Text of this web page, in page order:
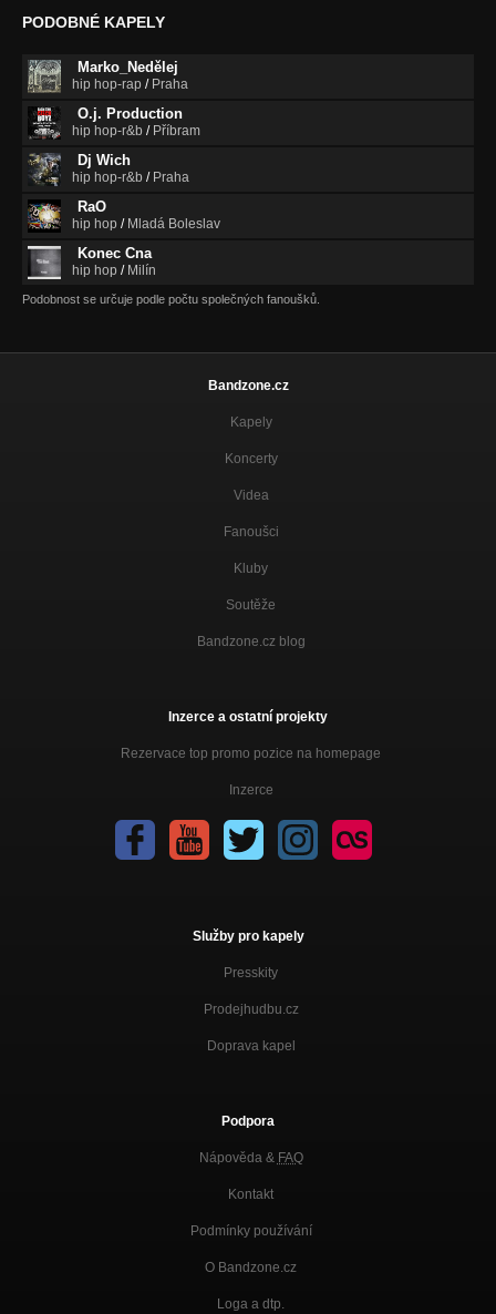
PODOBNÉ KAPELY
Marko_Nedělej
hip hop-rap / Praha
O.j. Production
hip hop-r&b / Příbram
Dj Wich
hip hop-r&b / Praha
RaO
hip hop / Mladá Boleslav
Konec Cna
hip hop / Milín
Podobnost se určuje podle počtu společných fanoušků.
Bandzone.cz
Kapely
Koncerty
Videa
Fanoušci
Kluby
Soutěže
Bandzone.cz blog
Inzerce a ostatní projekty
Rezervace top promo pozice na homepage
Inzerce
Služby pro kapely
Presskity
Prodejhudbu.cz
Doprava kapel
Podpora
Nápověda & FAQ
Kontakt
Podmínky používání
O Bandzone.cz
Loga a dtp.